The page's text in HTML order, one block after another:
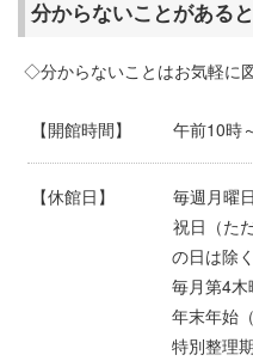
分からないことがある
◇分からないことはお気軽に
【開館時間】 午前10時
【休館日】
毎週月曜日
祝日（た
の日は除く
毎月第4木
年末年始
特別整理